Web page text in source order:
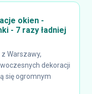
okien -
- 7 razy ładniej
Warszawy,
dekoracji
się ogromnym